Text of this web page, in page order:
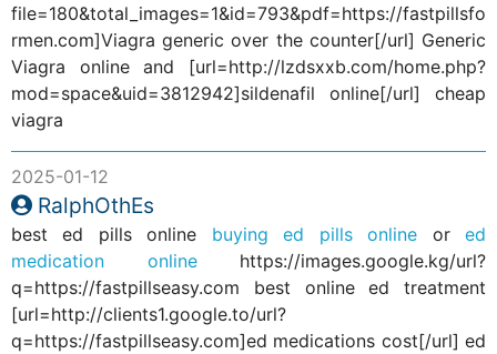
file=180&total_images=1&id=793&pdf=https://fastpillsfo
rmen.com]Viagra generic over the counter[/url] Generic
Viagra online and [url=http://lzdsxxb.com/home.php?
mod=space&uid=3812942]sildenafil online[/url] cheap
viagra
2025-01-12
RalphOthEs
best ed pills online buying ed pills online ored
medication onlinehttps://images.google.kg/url?
q=https://fastpillseasy.com best online ed treatment
[url=http://clients1.google.to/url?
q=https://fastpillseasy.com]ed medications cost[/url] ed